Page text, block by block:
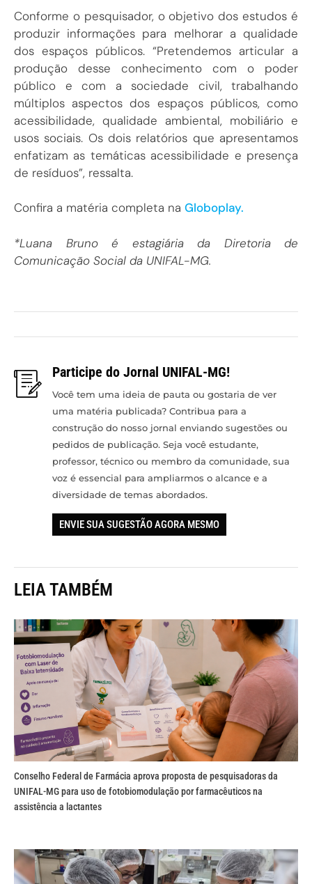
Conforme o pesquisador, o objetivo dos estudos é
produzir informações para melhorar a qualidade
dos espaços públicos. “Pretendemos articular a
produção desse conhecimento com o poder
público e com a sociedade civil, trabalhando
múltiplos aspectos dos espaços públicos, como
acessibilidade, qualidade ambiental, mobiliário e
usos sociais. Os dois relatórios que apresentamos
enfatizam as temáticas acessibilidade e presença
de resíduos”, ressalta.
Confira a matéria completa na Globoplay.
*Luana Bruno é estagiária da Diretoria de
Comunicação Social da UNIFAL-MG.
Participe do Jornal UNIFAL-MG!
Você tem uma ideia de pauta ou gostaria de ver
uma matéria publicada? Contribua para a
construção do nosso jornal enviando sugestões ou
pedidos de publicação. Seja você estudante,
professor, técnico ou membro da comunidade, sua
voz é essencial para ampliarmos o alcance e a
diversidade de temas abordados.
ENVIE SUA SUGESTÃO AGORA MESMO
LEIA TAMBÉM
Conselho Federal de Farmácia aprova proposta de pesquisadoras da
UNIFAL-MG para uso de fotobiomodulação por farmacêuticos na
assistência a lactantes